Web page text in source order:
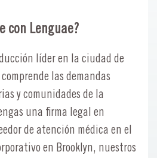
con Lenguae?
líder en la ciudad de
comprende las demandas
y comunidades de la
una firma legal en
de atención médica en el
en Brooklyn, nuestros